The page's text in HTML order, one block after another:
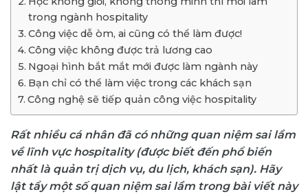
trong ngành hospitality
Công việc dễ òm, ai cũng có thể làm được!
Công việc không được trả lương cao
Ngoại hình bắt mắt mới được làm ngành này
Bạn chỉ có thể làm việc trong các khách sạn
Công nghệ sẽ tiếp quản công việc hospitality
Rất nhiều cá nhân đã có những quan niệm sai lầm
về lĩnh vực hospitality (được biết đến phổ biến
nhất là quản trị dịch vụ, du lịch, khách sạn). Hãy
lật tẩy một số quan niệm sai lầm trong bài viết này